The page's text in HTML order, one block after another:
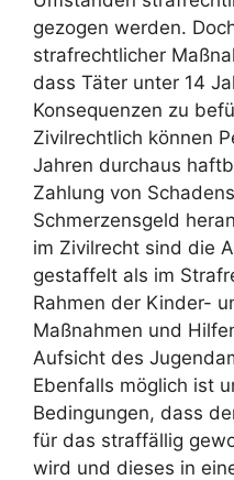
gezogen werden.
strafrechtlicher
dass Täter unter 14
Konsequenzen zu
Zivilrechtlich können
Jahren durchaus
Zahlung von
Schmerzensgeld
im Zivilrecht sind die
gestaffelt als im
Rahmen der Kinder-
Maßnahmen und
Aufsicht des
Ebenfalls möglich ist
Bedingungen, dass
für das straffällig
wird und dieses in